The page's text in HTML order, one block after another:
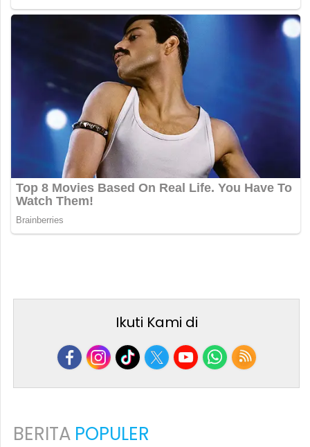
Ikuti Kami di
BERITA POPULER